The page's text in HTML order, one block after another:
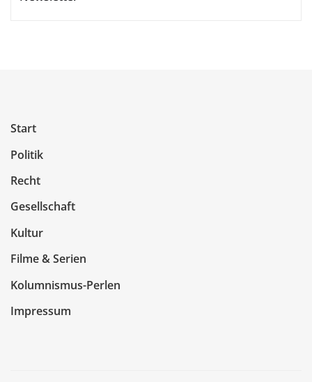
Start
Politik
Recht
Gesellschaft
Kultur
Filme & Serien
Kolumnismus-Perlen
Impressum